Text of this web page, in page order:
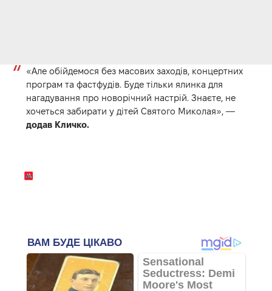
«Але обійдемося без масових заходів, концертних
програм та фастфудів. Буде тільки ялинка для
нагадування про новорічний настрій. Знаєте, не
хочеться забирати у дітей Святого Миколая», —
додав Кличко.